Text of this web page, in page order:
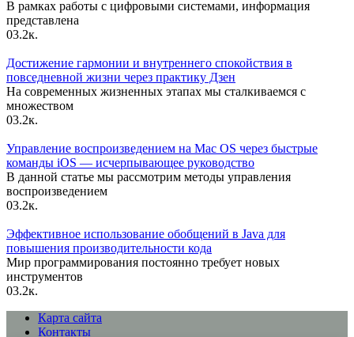
В рамках работы с цифровыми системами, информация
представлена
03.2к.
Достижение гармонии и внутреннего спокойствия в
повседневной жизни через практику Дзен
На современных жизненных этапах мы сталкиваемся с
множеством
03.2к.
Управление воспроизведением на Mac OS через быстрые
команды iOS — исчерпывающее руководство
В данной статье мы рассмотрим методы управления
воспроизведением
03.2к.
Эффективное использование обобщений в Java для
повышения производительности кода
Мир программирования постоянно требует новых
инструментов
03.2к.
Карта сайта
Контакты